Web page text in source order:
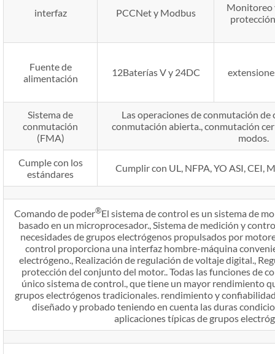
interfaz PCCNet y Modbus
Monitoreo
protección
Fuente de
alimentación
12Baterías V y 24DC
Sistema de
conmutación
(FMA)
Las operaciones de conmutación de
conmutación abierta., conmutación
modos.
Cumple con los
estándares
Cumplir con UL, NFPA, YO ASI, CEI,
Comando de poder®El sistema de control es un sistema de
basado en un microprocesador., Sistema de medición y
necesidades de grupos electrógenos propulsados ​​por
control proporciona una interfaz hombre-máquina
electrógeno., Realización de regulación de voltaje digital.,
protección del conjunto del motor.. Todas las funciones de
único sistema de control., que tiene un mayor rendimiento
grupos electrógenos tradicionales. rendimiento y
diseñado y probado teniendo en cuenta las duras
aplicaciones típicas de grupos